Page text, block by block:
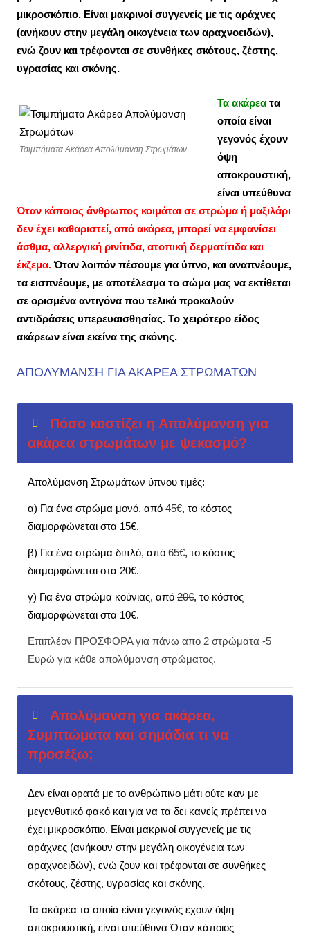
μικροσκόπιο. Είναι μακρινοί συγγενείς με τις αράχνες
(ανήκουν στην μεγάλη οικογένεια των αραχνοειδών),
ενώ ζουν και τρέφονται σε συνθήκες σκότους, ζέστης,
υγρασίας και σκόνης.
Τσιμπήματα Ακάρεα Απολύμανση Στρωμάτων
Τα ακάρεα τα
οποία είναι
γεγονός έχουν
όψη
αποκρουστική,
είναι υπεύθυνα
Όταν κάποιος άνθρωπος κοιμάται σε στρώμα ή μαξιλάρι
δεν έχει καθαριστεί, από ακάρεα, μπορεί να εμφανίσει
άσθμα, αλλεργική ρινίτιδα, ατοπική δερματίτιδα και
έκζεμα.Όταν λοιπόν πέσουμε για ύπνο, και αναπνέουμε,
τα εισπνέουμε, με αποτέλεσμα το σώμα μας να εκτίθεται
σε ορισμένα αντιγόνα που τελικά προκαλούν
αντιδράσεις υπερευαισθησίας. Το χειρότερο είδος
ακάρεων είναι εκείνα της σκόνης.
ΑΠΟΛΥΜΑΝΣΗ ΓΙΑ ΑΚΑΡΕΑ ΣΤΡΩΜΑΤΩΝ
Πόσο κοστίζει η Απολύμανση για
ακάρεα στρωμάτων με ψεκασμό?
Απολύμανση Στρωμάτων ύπνου τιμές:
α) Για ένα στρώμα μονό, από 45€, το κόστος
διαμορφώνεται στα 15€.
β) Για ένα στρώμα διπλό, από 65€, το κόστος
διαμορφώνεται στα 20€.
γ) Για ένα στρώμα κούνιας, από 20€, το κόστος
διαμορφώνεται στα 10€.
Επιπλέον ΠΡΟΣΦΟΡΑ για πάνω απο 2 στρώματα -5
Ευρώ για κάθε απολύμανση στρώματος.
Απολύμανση για ακάρεα,
Συμπτώματα και σημάδια τι να
προσέξω;
Δεν είναι ορατά με το ανθρώπινο μάτι ούτε καν με
μεγενθυτικό φακό και για να τα δει κανείς πρέπει να
έχει μικροσκόπιο. Είναι μακρινοί συγγενείς με τις
αράχνες (ανήκουν στην μεγάλη οικογένεια των
αραχνοειδών), ενώ ζουν και τρέφονται σε συνθήκες
σκότους, ζέστης, υγρασίας και σκόνης.
Τα ακάρεα τα οποία είναι γεγονός έχουν όψη
αποκρουστική, είναι υπεύθυνα Όταν κάποιος